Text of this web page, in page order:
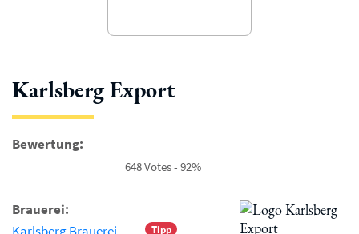
Karlsberg Export
Bewertung:
648 Votes - 92%
Brauerei:
Tipp